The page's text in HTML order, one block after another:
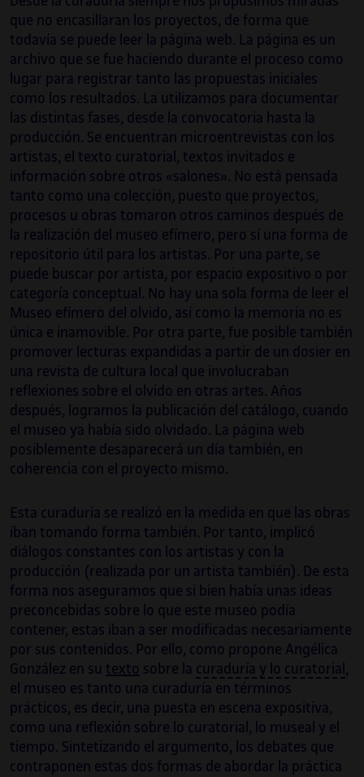
que no encasillaran los proyectos, de forma que
todavía se puede leer la página web. La página es un
archivo que se fue haciendo durante el proceso como
lugar para registrar tanto las propuestas iniciales
como los resultados. La utilizamos para documentar
las distintas fases, desde la convocatoria hasta la
producción. Se encuentran microentrevistas con los
artistas, el texto curatorial, textos invitados e
información sobre otros «salones». No está pensada
tanto como una colección, puesto que proyectos,
procesos u obras tomaron otros caminos después de
la realización del museo efímero, pero sí una forma de
repositorio útil para los artistas. Por una parte, se
puede buscar por artista, por espacio expositivo o por
categoría conceptual. No hay una sola forma de leer el
Museo efímero del olvido, así como la memoria no es
única e inamovible. Por otra parte, fue posible también
promover lecturas expandidas a partir de un dosier en
una revista de cultura local que involucraban
reflexiones sobre el olvido en otras artes. Años
después, logramos la publicación del catálogo, cuando
el museo ya había sido olvidado. La página web
posiblemente desaparecerá un día también, en
coherencia con el proyecto mismo.
Esta curaduría se realizó en la medida en que las obras
iban tomando forma también. Por tanto, implicó
diálogos constantes con los artistas y con la
producción (realizada por un artista también). De esta
forma nos aseguramos que si bien había unas ideas
preconcebidas sobre lo que este museo podía
contener, estas iban a ser modificadas necesariamente
por sus contenidos. Por ello, como propone Angélica
González en su texto sobre la curaduría y lo curatorial ,
el museo es tanto una curaduría en términos
prácticos, es decir, una puesta en escena expositiva,
como una reflexión sobre lo curatorial, lo museal y el
tiempo. Sintetizando el argumento, los debates que
contraponen estas dos formas de abordar la práctica